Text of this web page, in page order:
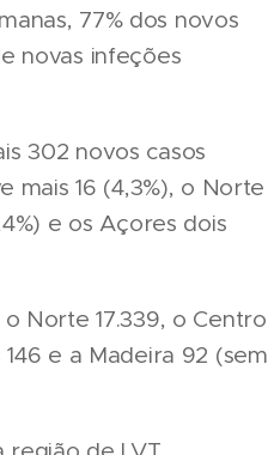
77% dos novos
novas infeções
302 novos casos
mais 16 (4,3%), o Norte
e os Açores dois
Norte 17.339, o Centro
e a Madeira 92 (sem